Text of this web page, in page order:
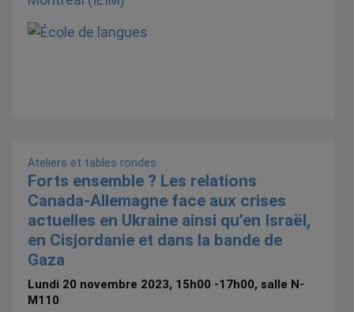
Ateliers et tables rondes
Forts ensemble ? Les relations
Canada-Allemagne face aux crises
actuelles en Ukraine ainsi qu’en Israël,
en Cisjordanie et dans la bande de
Gaza
Lundi 20 novembre 2023, 15h00 -17h00, salle N-
M110